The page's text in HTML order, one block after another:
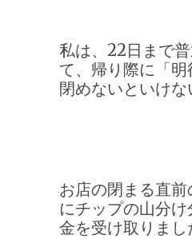
私は、22日まで
て、帰り際に「
閉めないといけな
お店の閉まる直
にチップの山分
金を受け取りまし